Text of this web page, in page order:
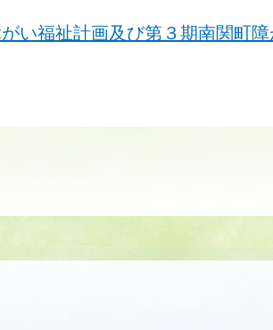
い福祉計画及び第３期南関町